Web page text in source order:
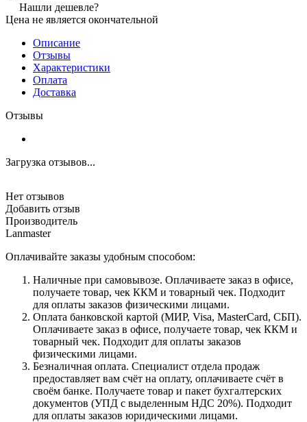
Нашли дешевле?
Цена не является окончательной
Описание
Отзывы
Характеристики
Оплата
Доставка
Отзывы
Загрузка отзывов...
Нет отзывов
Добавить отзыв
Производитель
Lanmaster
Оплачивайте заказы удобным способом:
Наличные при самовывозе. Оплачиваете заказ в офисе,
получаете товар, чек ККМ и товарный чек. Подходит
для оплаты заказов физическими лицами.
Оплата банковской картой (МИР, Visa, MasterCard, СБП).
Оплачиваете заказ в офисе, получаете товар, чек ККМ и
товарный чек. Подходит для оплаты заказов
физическими лицами.
Безналичная оплата. Специалист отдела продаж
предоставляет вам счёт на оплату, оплачиваете счёт в
своём банке. Получаете товар и пакет бухгалтерских
документов (УПД с выделенным НДС 20%). Подходит
для оплаты заказов юридическими лицами.